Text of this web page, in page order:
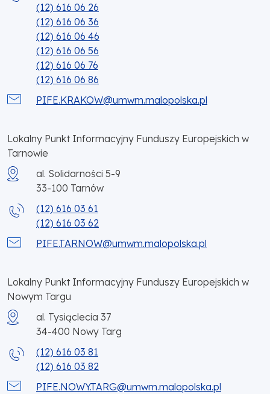
(12) 616 06 26
(12) 616 06 36
(12) 616 06 46
(12) 616 06 56
(12) 616 06 76
(12) 616 06 86
PIFE.KRAKOW@umwm.malopolska.pl
Lokalny Punkt Informacyjny Funduszy Europejskich w
Tarnowie
al. Solidarności 5-9
33-100 Tarnów
(12) 616 03 61
(12) 616 03 62
PIFE.TARNOW@umwm.malopolska.pl
Lokalny Punkt Informacyjny Funduszy Europejskich w
Nowym Targu
al. Tysiąclecia 37
34-400 Nowy Targ
(12) 616 03 81
(12) 616 03 82
PIFE.NOWY.TARG@umwm.malopolska.pl